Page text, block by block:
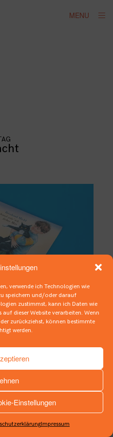
verwende ich Technologien wie
speichern und/oder darauf
zustimmst, kann ich Daten wie
dieser Website verarbeiten. Wenn
zurückziehst, können bestimmte
werden.
Einstellungen
Impressum
MENU
vom Fell
,FLAUSCHIGES